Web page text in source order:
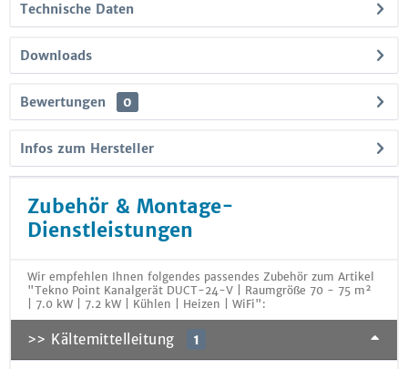
Technische Daten
Downloads
Bewertungen 0
Infos zum Hersteller
Zubehör & Montage-
Dienstleistungen
Wir empfehlen Ihnen folgendes passendes Zubehör zum Artikel
"Tekno Point Kanalgerät DUCT-24-V | Raumgröße 70 - 75 m²
| 7.0 kW | 7.2 kW | Kühlen | Heizen | WiFi":
>> Kältemittelleitung 1